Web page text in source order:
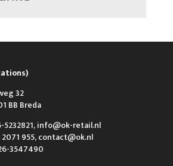
32
BB Breda
5232821, info@ok-retail.nl
955, contact@ok.nl
3547490